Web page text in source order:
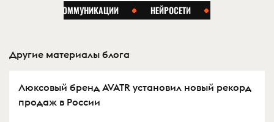
Другие материалы блога
Люксовый бренд AVATR установил новый рекорд
продаж в России